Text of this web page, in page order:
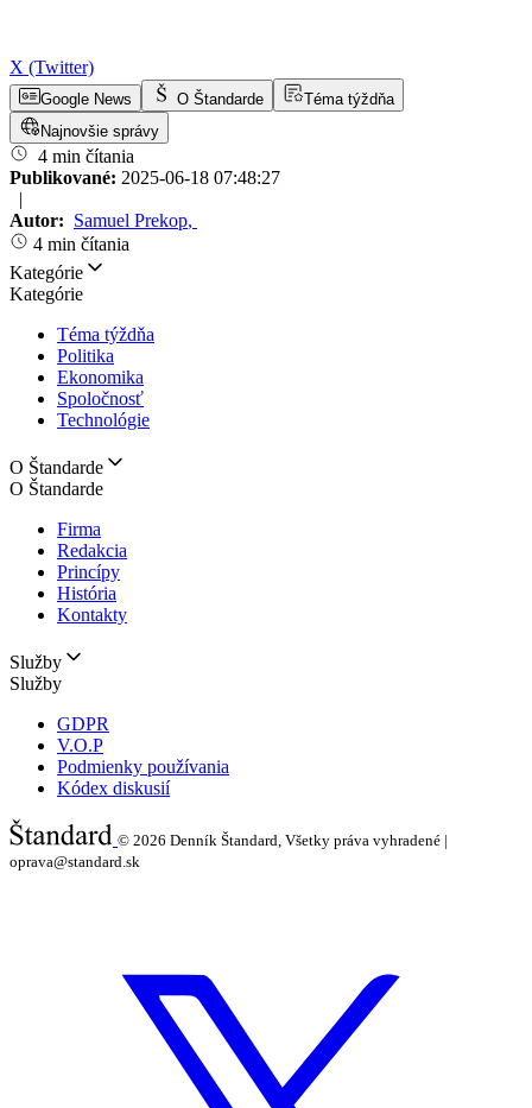
X (Twitter)
Google News O Štandarde
Téma týždňa
Najnovšie správy
4 min čítania
Publikované: 2025-06-18 07:48:27
|
Autor: Samuel Prekop,
4 min čítania
Kategórie
Kategórie
Téma týždňa
Politika
Ekonomika
Spoločnosť
Technológie
O Štandarde
O Štandarde
Firma
Redakcia
Princípy
História
Kontakty
Služby
Služby
GDPR
V.O.P
Podmienky používania
Kódex diskusií
© 2026 Denník Štandard, Všetky práva vyhradené |
oprava@standard.sk